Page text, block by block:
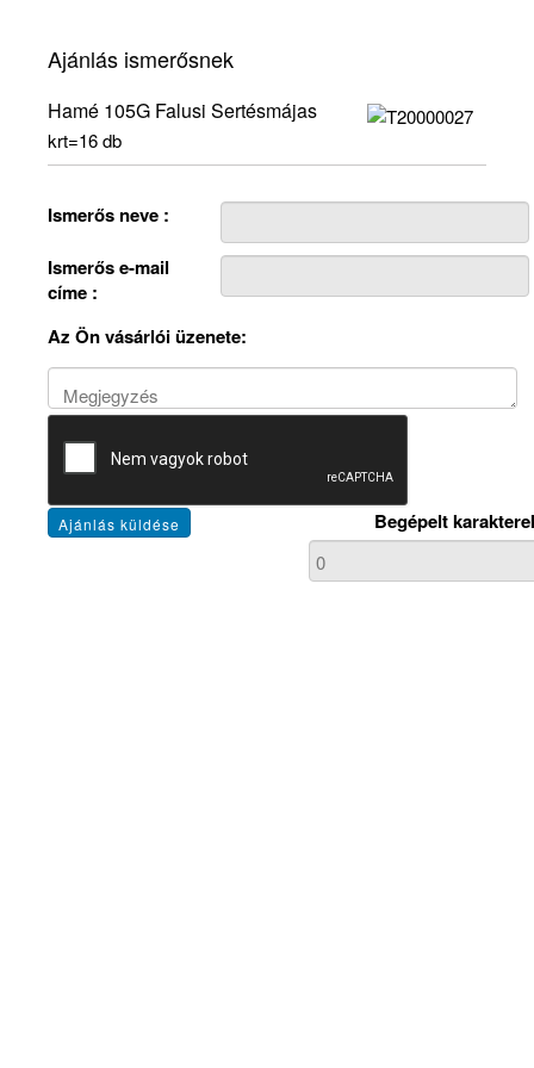
Ajánlás ismerősnek
Hamé 105G Falusi Sertésmájas
krt=16 db
Ismerős neve :
Ismerős e-mail
címe :
Az Ön vásárlói üzenete:
Begépelt